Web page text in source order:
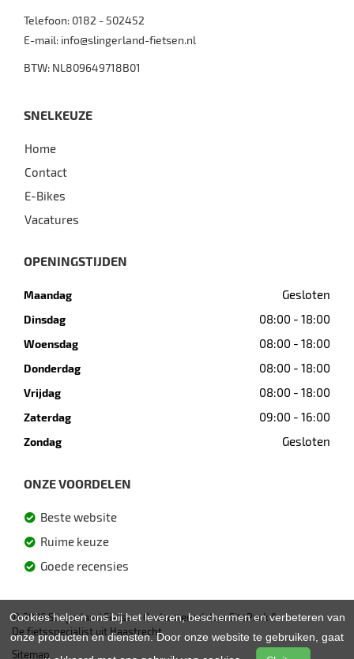
Telefoon: 0182 - 502452
E-mail: info@slingerland-fietsen.nl
BTW: NL809649718B01
SNELKEUZE
Home
Contact
E-Bikes
Vacatures
OPENINGSTIJDEN
Maandag Gesloten
Dinsdag 08:00 - 18:00
Woensdag 08:00 - 18:00
Donderdag 08:00 - 18:00
Vrijdag 08:00 - 18:00
Zaterdag 09:00 - 16:00
Zondag Gesloten
ONZE VOORDELEN
Beste website
Ruime keuze
Goede recensies
© 2026 Slingerland Fietsen. Ondersteund doorSitePack ®
De fietsspecialist uit Haastrecht
Sitemap
Cookies helpen ons bij het leveren, beschermen en verbeteren van
onze producten en diensten. Door onze website te gebruiken, gaat